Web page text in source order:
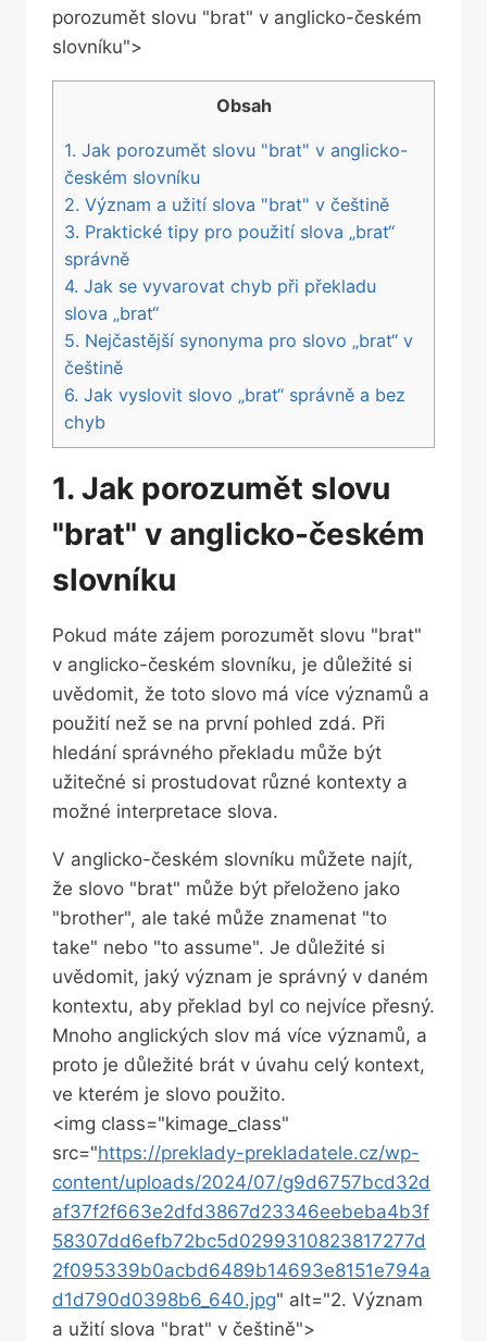
porozumět slovu "brat" v anglicko-českém⁢
slovníku">
Obsah
1. Jak‌ porozumět slovu "brat" ​v ​anglicko-
českém‍ slovníku
2. Význam a užití‌ slova "brat" v češtině
3. Praktické tipy pro ​použití⁤ slova „brat“
správně
4. ⁤Jak se vyvarovat chyb při překladu
slova „brat“
5. Nejčastější synonyma pro slovo „brat“ v
češtině
6.⁣ Jak vyslovit ⁢slovo „brat“ správně‌ a ⁢bez
chyb
1. Jak‌ porozumět slovu
"brat" ​v ​anglicko-českém‍
slovníku
Pokud máte zájem ‍porozumět slovu "brat"
v anglicko-českém⁢ slovníku, je důležité ‍si
uvědomit, že toto ⁣slovo má ‌více významů a
použití než se na první pohled zdá.‌ Při
hledání ⁤správného překladu ‍může být
užitečné ‍si prostudovat‍ různé ⁤kontexty a
možné interpretace slova.
V anglicko-českém‍ slovníku můžete najít,
‍že slovo "brat" ​může být přeloženo jako
"brother", ale také může znamenat "to
take" nebo "to assume". ⁣Je důležité si
⁤uvědomit, jaký význam je ⁤správný​ v daném
⁢kontextu, aby překlad byl co nejvíce přesný.
Mnoho anglických slov ⁤má⁢ více⁢ významů, a
proto je důležité brát ‍v⁢ úvahu celý kontext,
ve kterém je ⁣slovo použito.
<img class="kimage_class" ⁣
src="https://preklady-prekladatele.cz/wp-
content/uploads/2024/07/g9d6757bcd32d
af37f2f663e2dfd3867d23346eebeba4b3f
58307dd6efb72bc5d0299310823817277d
2f095339b0acbd6489b14693e8151e794a
d1d790d0398b6_640.jpg" alt="2. Význam
a užití slova "brat" v češtině">